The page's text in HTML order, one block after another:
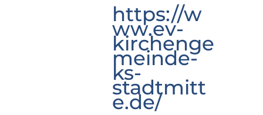
https://w
ww.ev-
kirchenge
meinde-
ks-
stadtmitt
e.de/